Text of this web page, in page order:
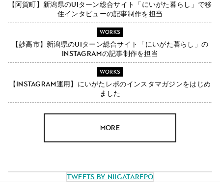
【阿賀町】新潟県のUIターン総合サイト「にいがた暮らし」で移
住インタビューの記事制作を担当
WORKS
【妙高市】新潟県のUIターン総合サイト「にいがた暮らし」の
Instagramの記事制作を担当
WORKS
【Instagram運用】にいがたレポのインスタマガジンをはじめ
ました
MORE
Tweets by NiigataRepo